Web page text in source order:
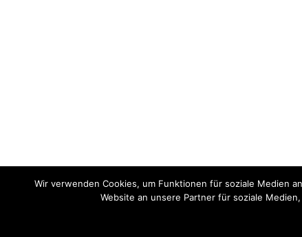
Wir verwenden Cookies, um Funktionen für soziale Medien
Website an unsere Partner für soziale